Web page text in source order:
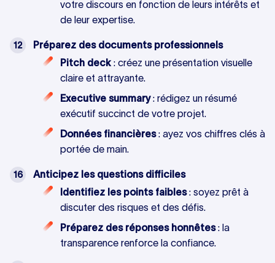
votre discours en fonction de leurs intérêts et
de leur expertise.
Préparez des documents professionnels
Pitch deck : créez une présentation visuelle
claire et attrayante.
Executive summary: rédigez un résumé
exécutif succinct de votre projet.
Données financières: ayez vos chiffres clés à
portée de main.
Anticipez les questions difficiles
Identifiez les points faibles: soyez prêt à
discuter des risques et des défis.
Préparez des réponses honnêtes: la
transparence renforce la confiance.